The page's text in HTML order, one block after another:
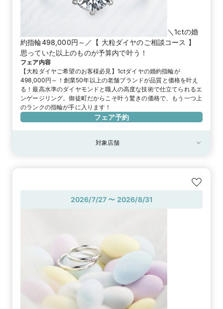
＼1ctの婚
約指輪498,000円～／【 大粒ダイヤのご相談コース 】
思っていた以上のものが予算内で叶う！
フェア内容
【大粒ダイヤご希望のお客様必見】1ctダイヤの婚約指輪が
498,000円～！創業50年以上の老舗ブランドが品質と価格を叶え
る！最高水準のダイヤモンドと職人の高度な技術で仕立てられるエ
ンゲージリング。御徒町だからこそ叶う驚きの価格で、もう一つ上
フェア予約
対象店舗
2026/7/27 〜 2026/8/31